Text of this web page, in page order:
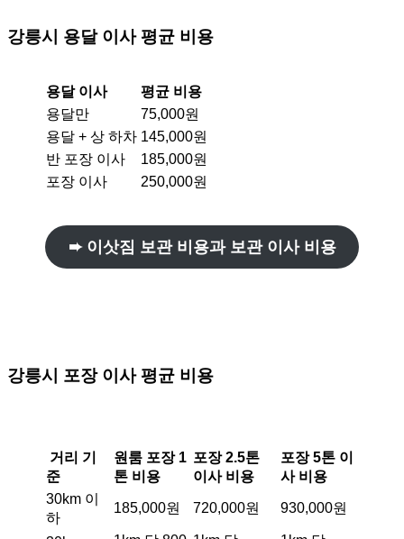
강릉시 용달 이사 평균 비용
용달 이사
평균 비용
용달만
75,000원
용달 + 상 하차 145,000원
반 포장 이사
185,000원
포장 이사
250,000원
➨ 이삿짐 보관 비용과 보관 이사 비용
강릉시 포장 이사 평균 비용
거리 기
준
원룸 포장 1
톤 비용
포장 2.5톤
이사 비용
포장 5톤 이
사 비용
30km 이
하
185,000원 720,000원 930,000원